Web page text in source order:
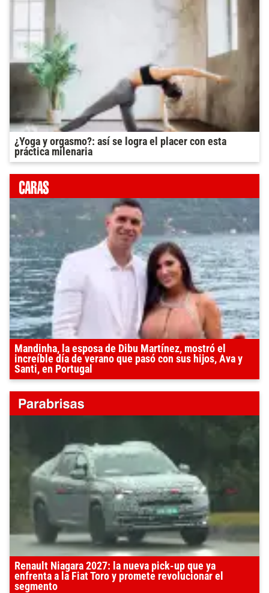
¿Yoga y orgasmo?: así se logra el placer con esta
práctica milenaria
Mandinha, la esposa de Dibu Martínez, mostró el
increíble día de verano que pasó con sus hijos, Ava y
Santi, en Portugal
Renault Niagara 2027: la nueva pick-up que ya
enfrenta a la Fiat Toro y promete revolucionar el
segmento